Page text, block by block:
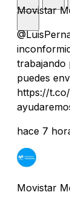
Movistar
trabajando
puedes
https://
hace 7
Movistar